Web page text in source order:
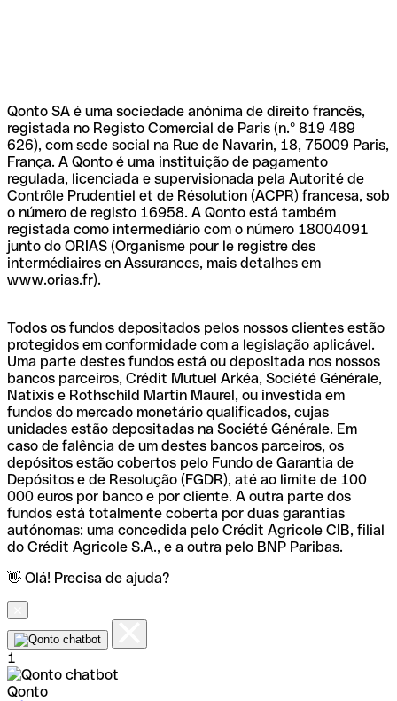
Qonto SA é uma sociedade anónima de direito francês,
registada no Registo Comercial de Paris (n.º 819 489
626), com sede social na Rue de Navarin, 18, 75009 Paris,
França. A Qonto é uma instituição de pagamento
regulada, licenciada e supervisionada pela Autorité de
Contrôle Prudentiel et de Résolution (ACPR) francesa, sob
o número de registo 16958. A Qonto está também
registada como intermediário com o número 18004091
junto do ORIAS (Organisme pour le registre des
intermédiaires en Assurances, mais detalhes em
www.orias.fr).
Todos os fundos depositados pelos nossos clientes estão
protegidos em conformidade com a legislação aplicável.
Uma parte destes fundos está ou depositada nos nossos
bancos parceiros, Crédit Mutuel Arkéa, Société Générale,
Natixis e Rothschild Martin Maurel, ou investida em
fundos do mercado monetário qualificados, cujas
unidades estão depositadas na Société Générale. Em
caso de falência de um destes bancos parceiros, os
depósitos estão cobertos pelo Fundo de Garantia de
Depósitos e de Resolução (FGDR), até ao limite de 100
000 euros por banco e por cliente. A outra parte dos
fundos está totalmente coberta por duas garantias
autónomas: uma concedida pelo Crédit Agricole CIB, filial
do Crédit Agricole S.A., e a outra pelo BNP Paribas.
👋 Olá! Precisa de ajuda?
1
Qonto